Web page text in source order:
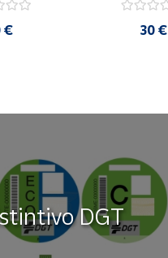
€ 30 €
DGT